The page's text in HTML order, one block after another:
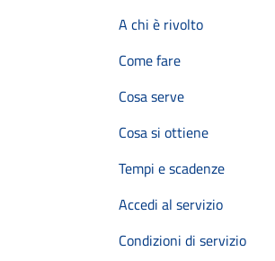
A chi è rivolto
Come fare
Cosa serve
Cosa si ottiene
Tempi e scadenze
Accedi al servizio
Condizioni di servizio